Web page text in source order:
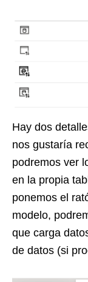
Hay dos
nos gustaría
podremos ver
en la propia
ponemos el
modelo,
que carga
de datos (si